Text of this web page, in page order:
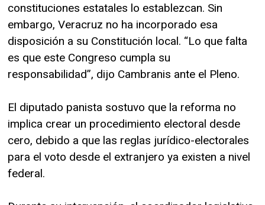
constituciones estatales lo establezcan. Sin
embargo, Veracruz no ha incorporado esa
disposición a su Constitución local. “Lo que falta
es que este Congreso cumpla su
responsabilidad”, dijo Cambranis ante el Pleno.
El diputado panista sostuvo que la reforma no
implica crear un procedimiento electoral desde
cero, debido a que las reglas jurídico-electorales
para el voto desde el extranjero ya existen a nivel
federal.